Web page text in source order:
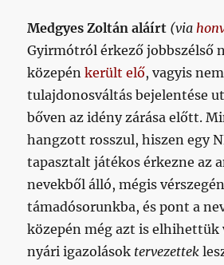
Medgyes Zoltán aláírt (via
Gyirmótról érkező jobbszélső
közepénkerült elő, vagyis
tulajdonosváltás bejelentése
bőven az idény zárása előtt.
hangzott rosszul, hiszen egy
tapasztalt játékos érkezne az
nevekből álló, mégis
támadósorunkba, és pont a
közepén még azt is elhihettük
nyári igazolások tervezettek